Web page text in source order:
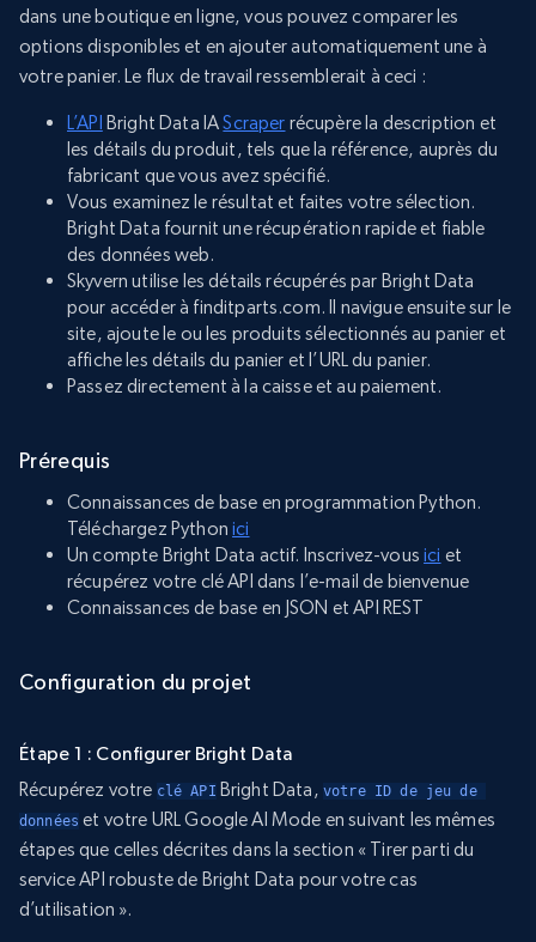
dans une boutique en ligne, vous pouvez comparer les
options disponibles et en ajouter automatiquement une à
votre panier. Le flux de travail ressemblerait à ceci :
L’API Bright Data IAScraper récupère la description et
les détails du produit, tels que la référence, auprès du
fabricant que vous avez spécifié.
Vous examinez le résultat et faites votre sélection.
Bright Data fournit une récupération rapide et fiable
des données web.
Skyvern utilise les détails récupérés par Bright Data
pour accéder à finditparts.com. Il navigue ensuite sur le
site, ajoute le ou les produits sélectionnés au panier et
affiche les détails du panier et l’URL du panier.
Passez directement à la caisse et au paiement.
Prérequis
Connaissances de base en programmation Python.
Téléchargez Pythonici
Un compte Bright Data actif. Inscrivez-vousici et
récupérez votre clé API dans l’e-mail de bienvenue
Connaissances de base en JSON et API REST
Configuration du projet
Étape 1 : Configurer Bright Data
Récupérez votre clé APIBright Data, votre ID de jeu de
données et votre URL Google AI Mode en suivant les mêmes
étapes que celles décrites dans la section « Tirer parti du
service API robuste de Bright Data pour votre cas
d’utilisation ».